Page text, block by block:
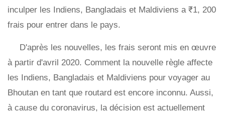
inculper les Indiens, Bangladais et Maldiviens a ₹1, 200
frais pour entrer dans le pays.
D'après les nouvelles, les frais seront mis en œuvre
à partir d'avril 2020. Comment la nouvelle règle affecte
les Indiens, Bangladais et Maldiviens pour voyager au
Bhoutan en tant que routard est encore inconnu. Aussi,
à cause du coronavirus, la décision est actuellement